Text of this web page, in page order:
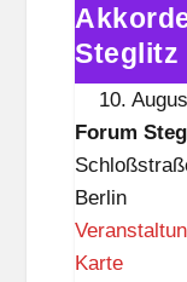
e
g
l
i
t
z
„600
Akkordeons"
im
Forum
Steglitz
Steglitz
10.
Forum
Berlin
KarteF